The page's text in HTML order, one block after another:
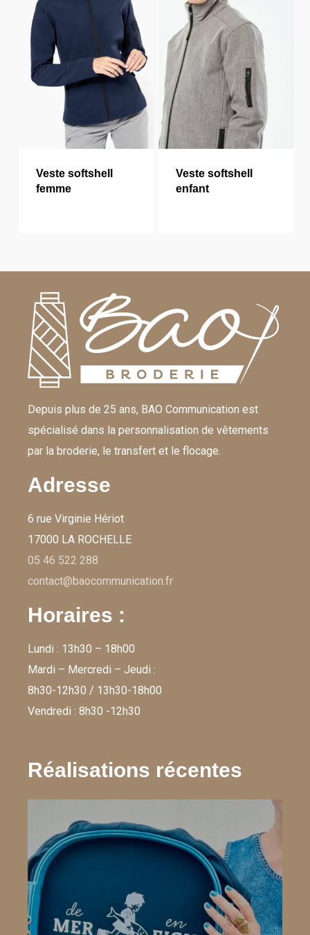
Veste softshell
femme
Veste softshell
enfant
Depuis plus de 25 ans, BAO Communication est
spécialisé dans la personnalisation de vêtements
par la broderie, le transfert et le flocage.
Adresse
6 rue Virginie Hériot
17000 LA ROCHELLE
05 46 522 288
contact@baocommunication.fr
Horaires :
Lundi : 13h30 – 18h00
Mardi – Mercredi – Jeudi :
8h30-12h30 / 13h30-18h00
Vendredi : 8h30 -12h30
Réalisations récentes